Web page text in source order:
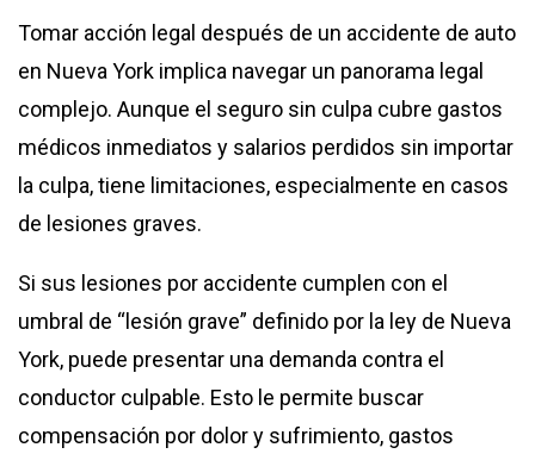
Tomar acción legal después de un accidente de auto
en Nueva York implica navegar un panorama legal
complejo. Aunque el seguro sin culpa cubre gastos
médicos inmediatos y salarios perdidos sin importar
la culpa, tiene limitaciones, especialmente en casos
de lesiones graves.
Si sus lesiones por accidente cumplen con el
umbral de “lesión grave” definido por la ley de Nueva
York, puede presentar una demanda contra el
conductor culpable. Esto le permite buscar
compensación por dolor y sufrimiento, gastos